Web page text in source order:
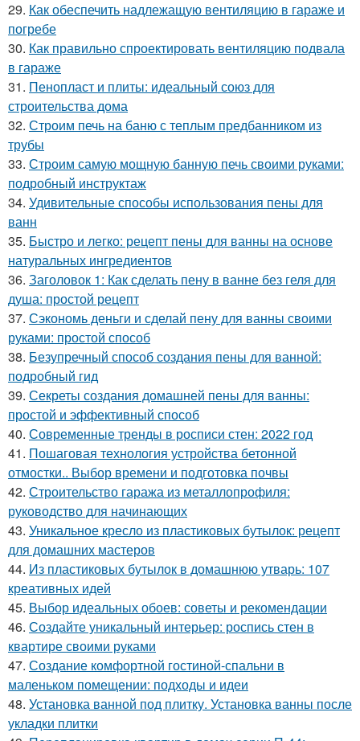
29. Как обеспечить надлежащую вентиляцию в гараже и
погребе
30. Как правильно спроектировать вентиляцию подвала
в гараже
31. Пенопласт и плиты: идеальный союз для
строительства дома
32. Строим печь на баню с теплым предбанником из
трубы
33. Строим самую мощную банную печь своими руками:
подробный инструктаж
34. Удивительные способы использования пены для
ванн
35. Быстро и легко: рецепт пены для ванны на основе
натуральных ингредиентов
36. Заголовок 1: Как сделать пену в ванне без геля для
душа: простой рецепт
37. Сэкономь деньги и сделай пену для ванны своими
руками: простой способ
38. Безупречный способ создания пены для ванной:
подробный гид
39. Секреты создания домашней пены для ванны:
простой и эффективный способ
40. Современные тренды в росписи стен: 2022 год
41. Пошаговая технология устройства бетонной
отмостки.. Выбор времени и подготовка почвы
42. Строительство гаража из металлопрофиля:
руководство для начинающих
43. Уникальное кресло из пластиковых бутылок: рецепт
для домашних мастеров
44. Из пластиковых бутылок в домашнюю утварь: 107
креативных идей
45. Выбор идеальных обоев: советы и рекомендации
46. Создайте уникальный интерьер: роспись стен в
квартире своими руками
47. Создание комфортной гостиной-спальни в
маленьком помещении: подходы и идеи
48. Установка ванной под плитку. Установка ванны после
укладки плитки